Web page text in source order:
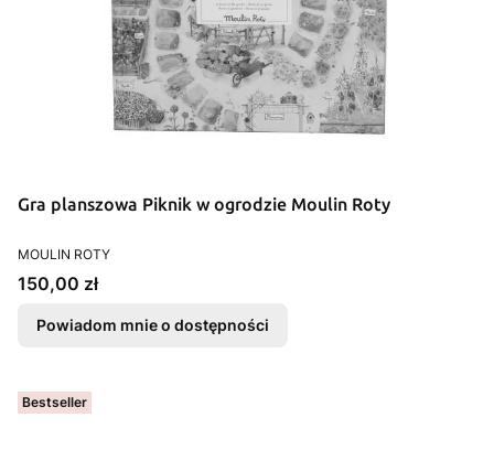
Gra planszowa Piknik w ogrodzie Moulin Roty
PRODUCENT
MOULIN ROTY
Cena
150,00 zł
Powiadom mnie o dostępności
Bestseller